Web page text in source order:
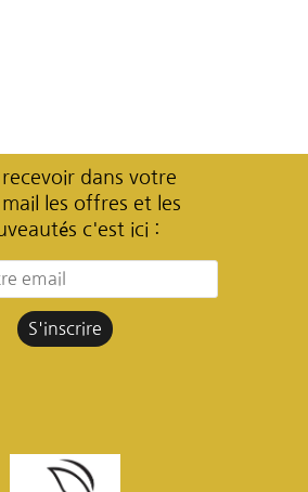
recevoir dans votre
les offres et les
c'est ici :